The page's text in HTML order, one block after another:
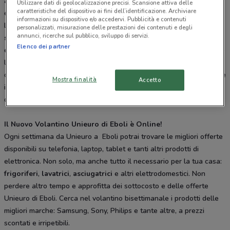
elettronica e per la casa a prezzi scontati.
L’Unieuro di Eboli, propone ogni mese decine di offerte su
smartphone,computer, TV, playstation, piccoli e grandi
elettrodomestici e persino scooter, biciclette ed articoli per il tempo
libero. Per sapere quali sono le promozioni eccezionali attive del
catalogo Unieuro di Eboli, sfoglia l’ultimo volantino online! Rimanere
informato sulle tante iniziative promozionali del volantino è facile
con Doveconviene.
Il Nuovo Volantino Unieuro di Eboli è Online!
Ogni settimana da Unieuro a Eboli potrai trovare le migliori offerte
disponibili su telefonia, laptop, tablet e tanti altri prodotti di
elettronica. Non solo, ma anche tutto il necessario per la tua casa:
frigoriferi, lavatrici, asciugatrici e altri elettrodomestici. Non
perdere altro tempo e approfitta dei sottocosto e delle offerte
Unieuro di Eboli. Cerca nel volantino bisettimanale i prodotti delle
migliori marche: Samsung, Sony, Philips e tante altre, a prezzi
scontati e irripetibili.
Utilizzare dati di geolocalizzazione precisi. Scansione attiva delle
caratteristiche del dispositivo ai fini dell’identificazione. Archiviare
informazioni su dispositivo e/o accedervi. Pubblicità e contenuti
personalizzati, misurazione delle prestazioni dei contenuti e degli
annunci, ricerche sul pubblico, sviluppo di servizi.
Elenco dei partner
Mostra finalità Accetto